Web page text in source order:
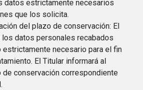
datos estrictamente necesarios
que los solicita.
del plazo de conservación: El
los datos personales recabados
estrictamente necesario para el fin
El Titular informará al
de conservación correspondiente